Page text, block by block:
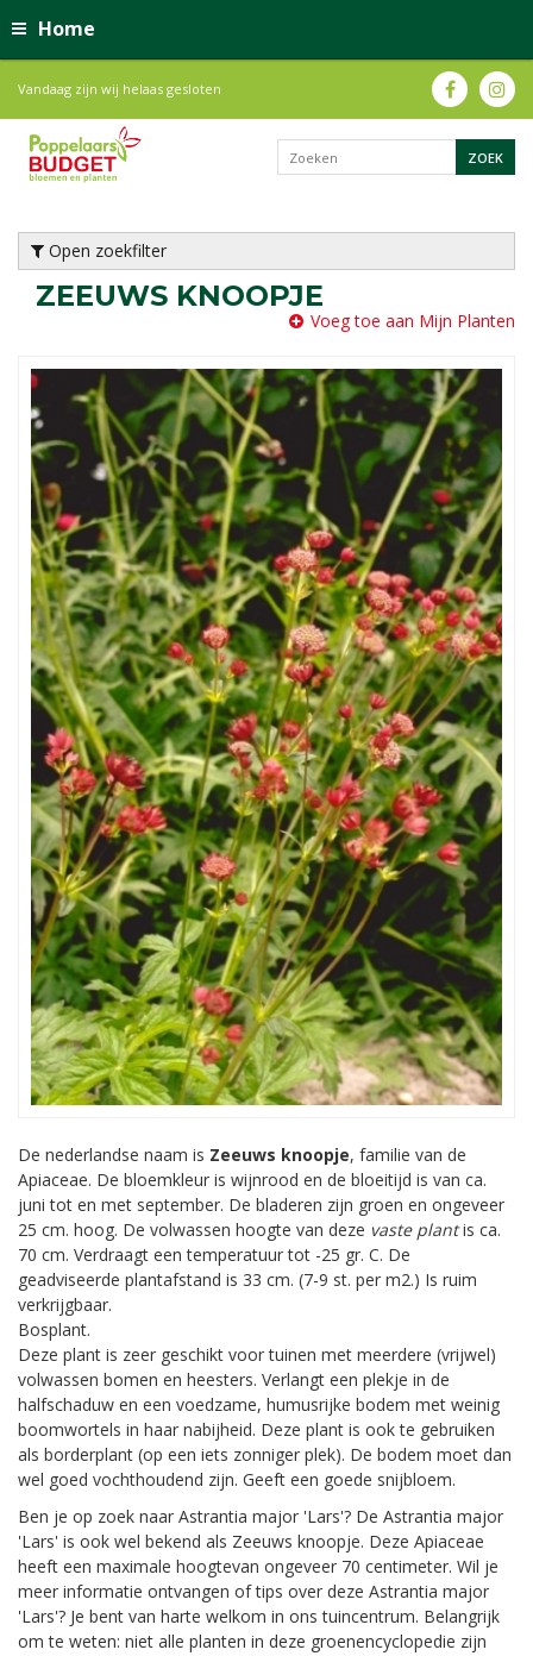
Home
Vandaag zijn wij helaas gesloten
Open zoekfilter
ZEEUWS KNOOPJE
Voeg toe aan Mijn Planten
De nederlandse naam is Zeeuws knoopje, familie van de
Apiaceae. De bloemkleur is wijnrood en de bloeitijd is van ca.
juni tot en met september. De bladeren zijn groen en ongeveer
25 cm. hoog. De volwassen hoogte van deze vaste plantis ca.
70 cm. Verdraagt een temperatuur tot -25 gr. C. De
geadviseerde plantafstand is 33 cm. (7-9 st. per m2.) Is ruim
verkrijgbaar.
Bosplant.
Deze plant is zeer geschikt voor tuinen met meerdere (vrijwel)
volwassen bomen en heesters. Verlangt een plekje in de
halfschaduw en een voedzame, humusrijke bodem met weinig
boomwortels in haar nabijheid. Deze plant is ook te gebruiken
als borderplant (op een iets zonniger plek). De bodem moet dan
wel goed vochthoudend zijn. Geeft een goede snijbloem.
Ben je op zoek naar Astrantia major 'Lars'? De Astrantia major
'Lars' is ook wel bekend als Zeeuws knoopje. Deze Apiaceae
heeft een maximale hoogtevan ongeveer 70 centimeter. Wil je
meer informatie ontvangen of tips over deze Astrantia major
'Lars'? Je bent van harte welkom in ons tuincentrum. Belangrijk
om te weten: niet alle planten in deze groenencyclopedie zijn